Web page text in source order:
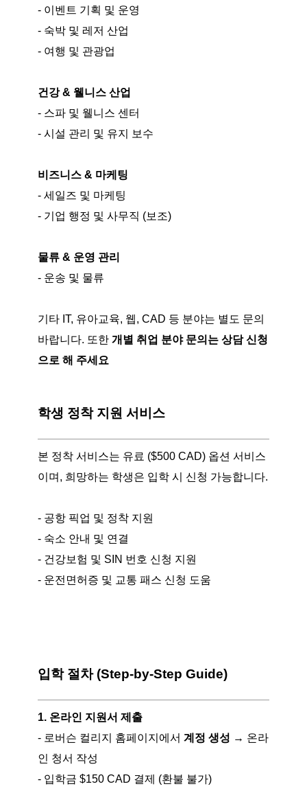
- 이벤트 기획 및 운영
- 숙박 및 레저 산업
- 여행 및 관광업
건강 & 웰니스 산업
- 스파 및 웰니스 센터
- 시설 관리 및 유지 보수
비즈니스 & 마케팅
- 세일즈 및 마케팅
- 기업 행정 및 사무직 (보조)
물류 & 운영 관리
- 운송 및 물류
기타 IT, 유아교육, 웹, CAD 등 분야는 별도 문의
바랍니다. 또한 개별 취업 분야 문의는 상담 신청
으로 해 주세요
학생 정착 지원 서비스
본 정착 서비스는 유료 ($500 CAD) 옵션 서비스
이며, 희망하는 학생은 입학 시 신청 가능합니다.
- 공항 픽업 및 정착 지원
- 숙소 안내 및 연결
- 건강보험 및 SIN 번호 신청 지원
- 운전면허증 및 교통 패스 신청 도움
입학 절차 (Step-by-Step Guide)
1. 온라인 지원서 제출
- 로버슨 컬리지 홈페이지에서 계정 생성 → 온라
인 청서 작성
- 입학금 $150 CAD 결제 (환불 불가)